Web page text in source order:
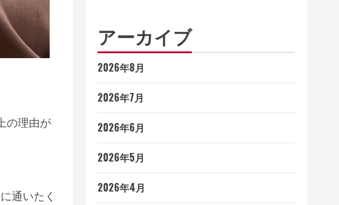
の理由が
通いたく
アーカイブ
2026年8月
2026年7月
2026年6月
2026年5月
2026年4月